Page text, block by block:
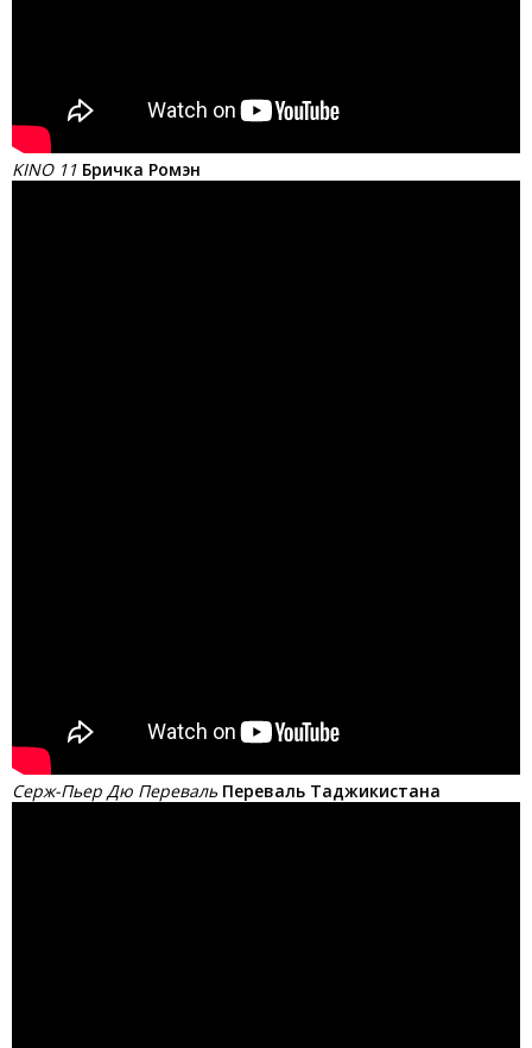
KINO 11 Бричка Ромэн
Серж-Пьер Дю Переваль Переваль Таджикистана